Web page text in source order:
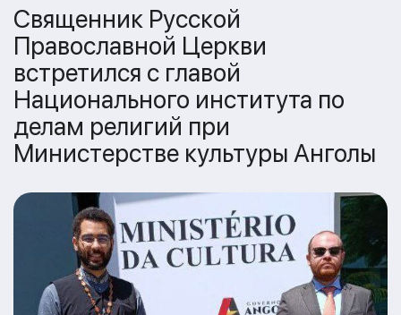
Священник Русской
Православной Церкви
встретился с главой
Национального института по
делам религий при
Министерстве культуры Анголы